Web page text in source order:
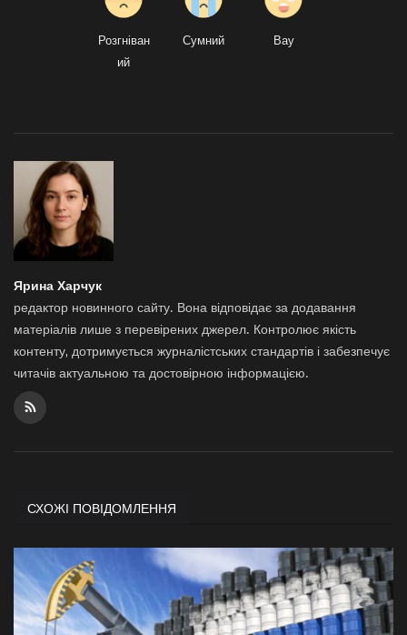
Розгніван
ий
Сумний Вау
Ярина Харчук
редактор новинного сайту. Вона відповідає за додавання
матеріалів лише з перевірених джерел. Контролює якість
контенту, дотримується журналістських стандартів і забезпечує
читачів актуальною та достовірною інформацією.
СХОЖІ ПОВІДОМЛЕННЯ